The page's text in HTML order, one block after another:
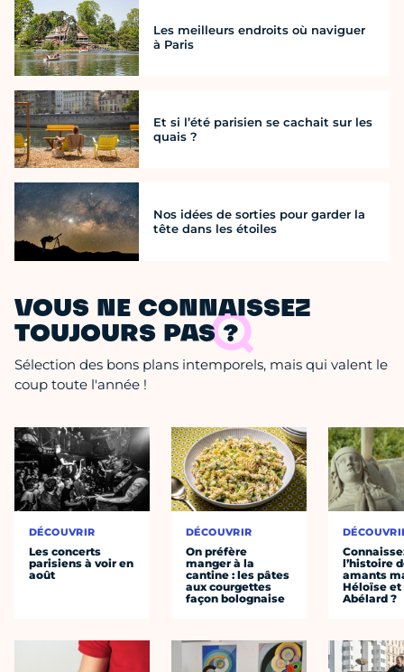
Les meilleurs endroits où naviguer
à Paris
Et si l’été parisien se cachait sur les
quais ?
Nos idées de sorties pour garder la
tête dans les étoiles
VOUS NE CONNAISSEZ
TOUJOURS PAS ?
Sélection des bons plans intemporels, mais qui valent le
coup toute l'année !
DÉCOUVRIR
Les concerts
parisiens à voir en
août
DÉCOUVRIR
On préfère
manger à la
cantine : les pâtes
aux courgettes
façon bolognaise
l’histoire
amants
Héloïse et
Abélard ?